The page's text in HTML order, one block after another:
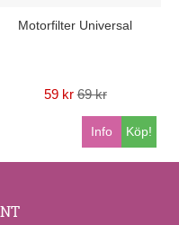
Motorfilter Universal
59 kr 69 kr
Köp!
Info